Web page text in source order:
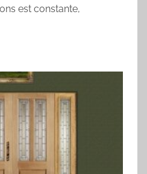
est constante,